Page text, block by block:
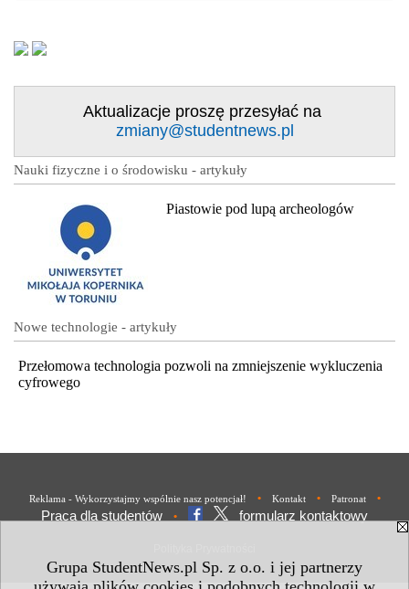
Grupa StudentNews.pl Sp. z o.o. i jej partnerzy
Aktualizacje proszę przesyłać na
zmiany@studentnews.pl
Nauki fizyczne i o środowisku - artykuły
Piastowie pod lupą archeologów
Nowe technologie - artykuły
Przełomowa technologia pozwoli na zmniejszenie wykluczenia
cyfrowego
Reklama - Wykorzystajmy wspólnie nasz potencjał! • Kontakt • Patronat •
Praca dla studentów • formularz kontaktowy